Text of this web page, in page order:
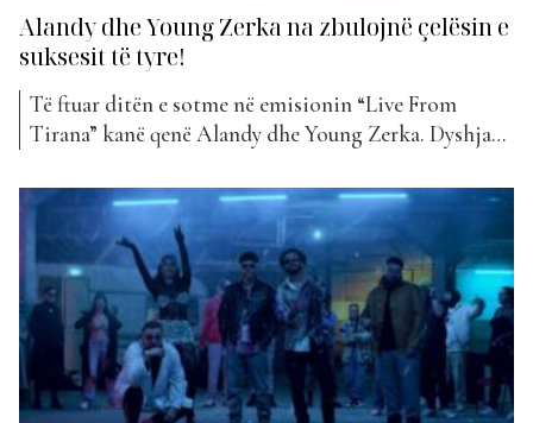
Alandy dhe Young Zerka na zbulojnë çelësin e
suksesit të tyre!
Të ftuar ditën e sotme në emisionin “Live From
Tirana” kanë qenë Alandy dhe Young Zerka. Dyshja
duke sjellë projekte të ndryshme muzikore. Të pyetur
rreth këtij sekreti dhe suksesit të tyre, që të dy kanë
kontribuar për ta arritur, ata janë shprehur:...